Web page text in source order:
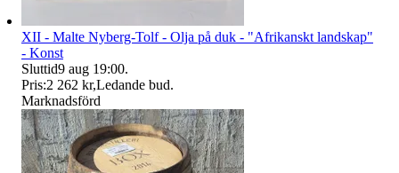
XII - Malte Nyberg-Tolf - Olja på duk - "Afrikanskt landskap"
- Konst
Sluttid9 aug 19:00.
Pris:2 262 kr,Ledande bud.
Marknadsförd